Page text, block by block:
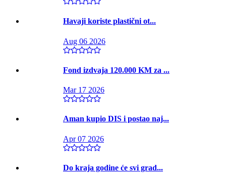
Havaji koriste plastični ot...
Aug 06 2026
Fond izdvaja 120.000 KM za ...
Mar 17 2026
Aman kupio DIS i postao naj...
Apr 07 2026
Do kraja godine će svi grad...